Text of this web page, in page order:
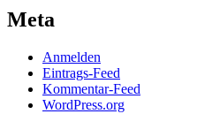
Meta
Anmelden
Eintrags-Feed
Kommentar-Feed
WordPress.org